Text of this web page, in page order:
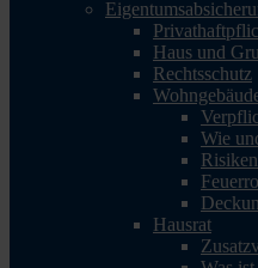
Haus und
Rechtsschutz
Wie
Hausrat